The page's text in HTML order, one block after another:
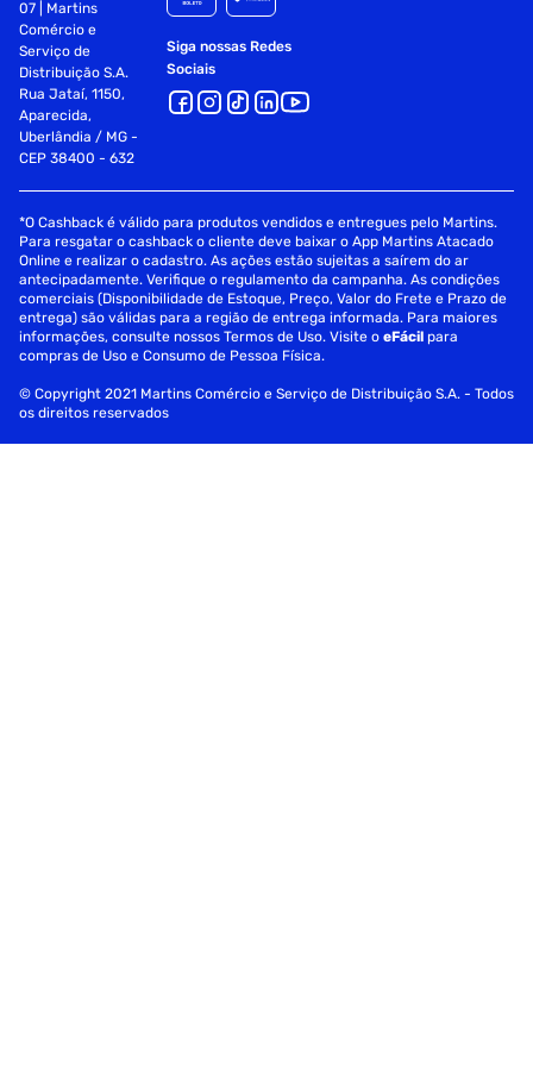
07 | Martins
Comércio e
Serviço de
Distribuição S.A.
Rua Jataí, 1150,
Aparecida,
Uberlândia / MG -
CEP 38400 - 632
Siga nossas Redes
Sociais
*O Cashback é válido para produtos vendidos e entregues pelo Martins.
Para resgatar o cashback o cliente deve baixar o App Martins Atacado
Online e realizar o cadastro. As ações estão sujeitas a saírem do ar
antecipadamente. Verifique o regulamento da campanha. As condições
comerciais (Disponibilidade de Estoque, Preço, Valor do Frete e Prazo de
entrega) são válidas para a região de entrega informada. Para maiores
informações, consulte nossos Termos de Uso. Visite oeFácil para
compras de Uso e Consumo de Pessoa Física.
© Copyright 2021 Martins Comércio e Serviço de Distribuição S.A. - Todos
os direitos reservados